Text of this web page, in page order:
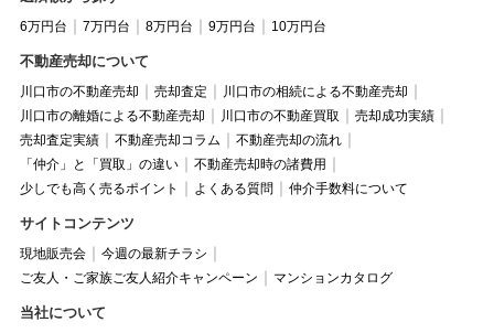
6万円台 7万円台 8万円台 9万円台 10万円台
不動産売却について
川口市の不動産売却 売却査定
川口市の相続による不動産売却
川口市の離婚による不動産売却
川口市の不動産買取
売却成功実績
売却査定実績
不動産売却コラム
不動産売却の流れ
「仲介」と「買取」の違い
不動産売却時の諸費用
少しでも高く売るポイント
よくある質問 仲介手数料について
サイトコンテンツ
現地販売会
今週の最新チラシ
ご友人・ご家族ご友人紹介キャンペーン
マンションカタログ
当社について